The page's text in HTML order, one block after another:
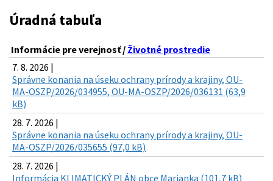
Úradná tabuľa
Informácie pre verejnosť / Životné prostredie
7. 8. 2026 |
Správne konania na úseku ochrany prírody a krajiny, OU-
MA-OSZP/2026/034955, OU-MA-OSZP/2026/036131 (63,9
kB)
28. 7. 2026 |
Správne konania na úseku ochrany prírody a krajiny, OU-
MA-OSZP/2026/035655 (97,0 kB)
28. 7. 2026 |
Informácia KLIMATICKÝ PLÁN obce Marianka (101,7 kB)